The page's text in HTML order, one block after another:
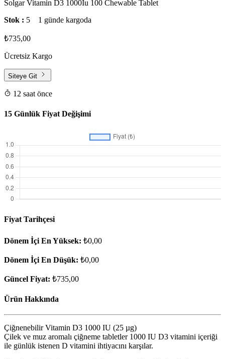
Solgar Vitamin D3 1000Iu 100 Chewable Tablet
Stok : 5 1 günde kargoda
₺735,00
Ücretsiz Kargo
Siteye Git
12 saat önce
15 Günlük Fiyat Değişimi
Fiyat Tarihçesi
Dönem İçi En Yüksek: ₺0,00
Dönem İçi En Düşük: ₺0,00
Güncel Fiyat: ₺735,00
Ürün Hakkında
Çiğnenebilir Vitamin D3 1000 IU (25 µg)
Çilek ve muz aromalı çiğneme tabletler 1000 IU D3 vitamini içeriği
ile günlük istenen D vitamini ihtiyacını karşılar.